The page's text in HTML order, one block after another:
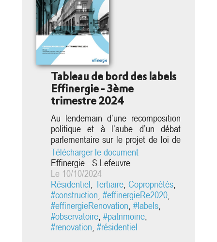
Tableau de bord des labels
Effinergie - 3ème
trimestre 2024
Au lendemain d’une recomposition
politique et à l’aube d’un débat
parlementaire sur le projet de loi de
finances 2025, le secteur du
bâtiment est suspendu aux
premières annonces du
gouvernement (simplification du
DPE, adaptation du calendrier
d’interdiction de mise en location
des passoires thermiques, révision
du coefficient de conversion énergie
primaire/finale de...
Télécharger le document
Effinergie - S.Lefeuvre
Le 10/10/2024
Résidentiel, Tertiaire, Copropriétés,
#construction, #effinergieRe2020,
#effinergieRenovation, #labels,
#observatoire, #patrimoine,
#renovation, #résidentiel